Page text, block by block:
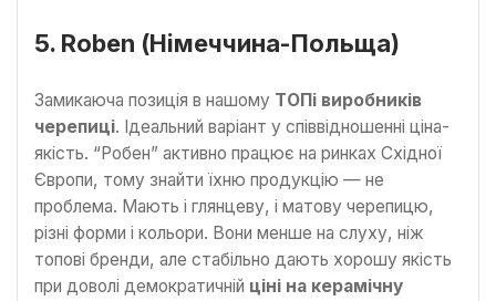
5. Roben (Німеччина-Польща)
Замикаюча позиція в нашому ТОПі виробників
черепиці. Ідеальний варіант у співвідношенні ціна-
якість. “Робен” активно працює на ринках Східної
Європи, тому знайти їхню продукцію — не
проблема. Мають і глянцеву, і матову черепицю,
різні форми і кольори. Вони менше на слуху, ніж
топові бренди, але стабільно дають хорошу якість
при доволі демократичній ціні на керамічну